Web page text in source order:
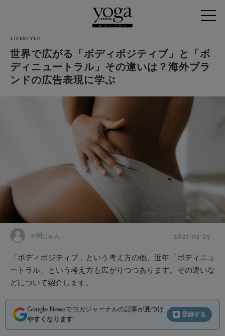
LIFESTYLE
世界で広がる「ボディポジティブ」と「ボ
ディニュートラル」その違いは？海外ブラ
ンドの広告表現に学ぶ
Photo by Huha Inc. on Unsplash
中間じゅん 2021-05-25
「ボディポジティブ」という考え方の他、近年「ボディニュ
ートラル」という考え方も広がりつつあります。その違いな
どについて紹介します。
Google Newsでヨガジャーナルの記事が見つけ
やすくなります
登録する